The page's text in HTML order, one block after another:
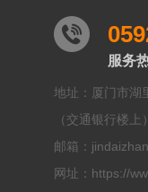
服务
地址：厦门市湖
（交通银行楼上）
邮箱：
网址：https://